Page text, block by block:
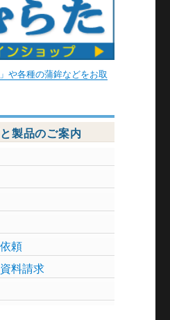
や各種の蒲鉾などをお取
製品のご案内
頼
料請求